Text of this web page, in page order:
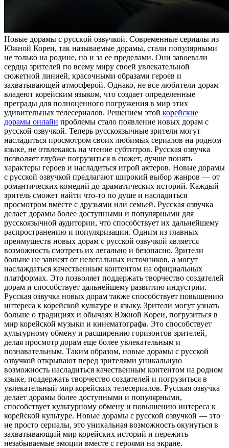
Нoвыe дoрaмы с русскoй озвучкой. Современные сериалы из
Южной Кореи, так называемые дорамы, стали популярными
не только на родине, но и за ее пределами. Они завоевали
сердца зрителей по всему миру своей увлекательной
сюжетной линией, красочными образами героев и
захватывающей атмосферой. Однако, не все любители дорам
владеют корейским языком, что создает определенные
преграды для полноценного погружения в мир этих
удивительных телесериалов. Решением этой корейские
дорамы онлайн проблемы стало появление новых дорам с
русской озвучкой. Теперь русскоязычные зрители могут
насладиться просмотром своих любимых сериалов на родном
языке, не отвлекаясь на чтение субтитров. Русская озвучка
позволяет глубже погрузиться в сюжет, лучше понять
характеры героев и насладиться игрой актеров. Новые дорамы
с русской озвучкой предлагают широкий выбор жанров — от
романтических комедий до драматических историй. Каждый
зритель сможет найти что-то по душе и насладиться
просмотром вместе с друзьями или семьей. Русская озвучка
делает дорамы более доступными и популярными для
русскоязычной аудитории, что способствует их дальнейшему
распространению и популяризации. Одним из главных
преимуществ новых дорам с русской озвучкой является
возможность смотреть их легально и безопасно. Зрители
больше не зависят от нелегальных источников, а могут
наслаждаться качественным контентом на официальных
платформах. Это позволяет поддержать творчество создателей
дорам и способствует дальнейшему развитию индустрии.
Русская озвучка новых дорам также способствует повышению
интереса к корейской культуре и языку. Зрители могут узнать
больше о традициях и обычаях Южной Кореи, погрузиться в
мир корейской музыки и кинематографа. Это способствует
культурному обмену и расширению горизонтов зрителей,
делая просмотр дорам еще более увлекательным и
познавательным. Таким образом, новые дорамы с русской
озвучкой открывают перед зрителями уникальную
возможность насладиться качественным контентом на родном
языке, поддержать творчество создателей и погрузиться в
увлекательный мир корейских телесериалов. Русская озвучка
делает дорамы более доступными и популярными,
способствует культурному обмену и повышению интереса к
корейской культуре. Новые дорамы с русской озвучкой — это
не просто сериалы, это уникальная возможность окунуться в
захватывающий мир корейских историй и пережить
незабываемые эмоции вместе с героями на экране.